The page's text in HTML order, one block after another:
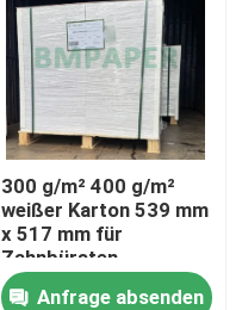
300 g/m² 400 g/m²
weißer Karton 539 mm
x 517 mm für
Zahnbürsten-
Blisterverpackungen
Anfrage absenden